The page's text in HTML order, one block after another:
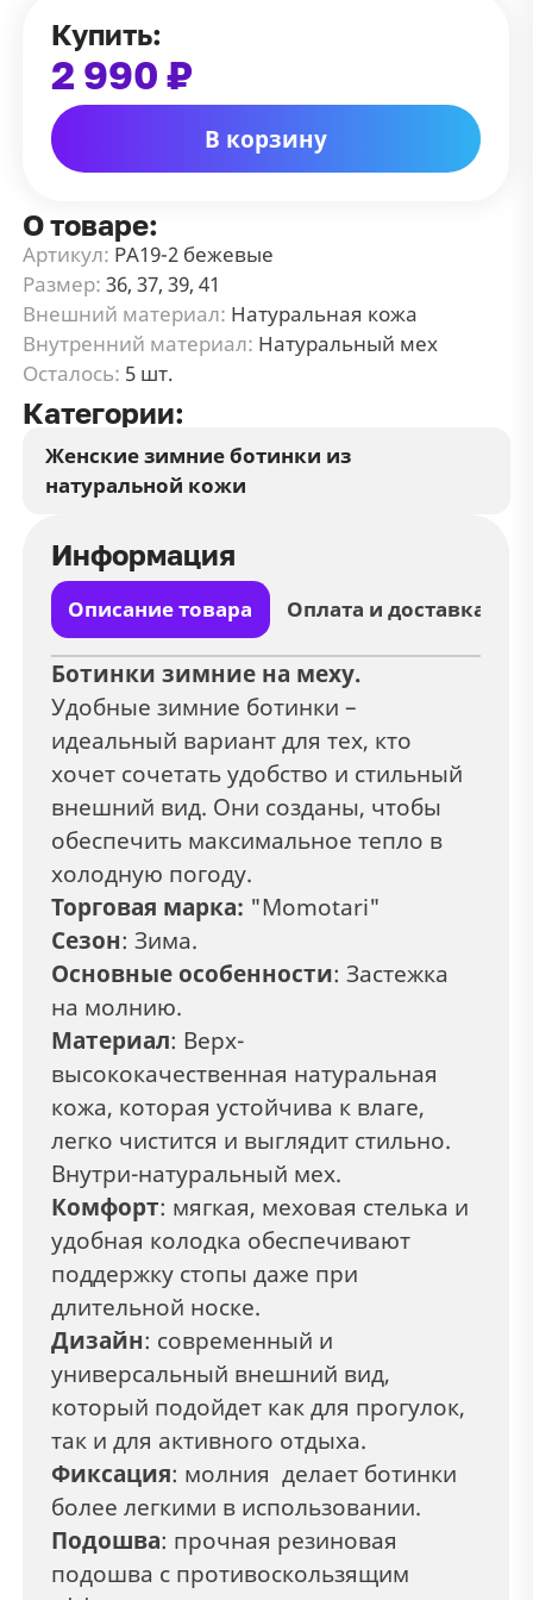
Купить:
2 990 ₽
В корзину
О товаре:
Артикул: РА19-2 бежевые
Размер: 36, 37, 39, 41
Внешний материал: Натуральная кожа
Внутренний материал: Натуральный мех
Осталось: 5 шт.
Категории:
Женские зимние ботинки из
натуральной кожи
Информация
Описание товара Оплата и доставка
Ботинки зимние на меху.
Удобные зимние ботинки –
идеальный вариант для тех, кто
хочет сочетать удобство и стильный
внешний вид. Они созданы, чтобы
обеспечить максимальное тепло в
холодную погоду.
Торговая марка: "Momotari"
Сезон: Зима.
Основные особенности: Застежка
на молнию.
Материал: Верх-
высококачественная натуральная
кожа, которая устойчива к влаге,
легко чистится и выглядит стильно.
Внутри-натуральный мех.
Комфорт: мягкая, меховая стелька и
удобная колодка обеспечивают
поддержку стопы даже при
длительной носке.
Дизайн: современный и
универсальный внешний вид,
который подойдет как для прогулок,
так и для активного отдыха.
Фиксация: молния делает ботинки
более легкими в использовании.
Подошва: прочная резиновая
подошва с противоскользящим